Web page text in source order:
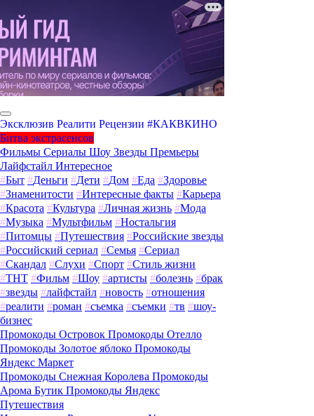
Эксклюзив Реалити Рецензии #КАКВКИНО
Битва экстрасенсов
Фильмы Сериалы Шоу Звезды Премьеры
Лайфстайл Интересное
#Быт #Деньги #Дети #Дом #Еда #Здоровье
#Знаменитости #Интересные факты #Карьера
#Красота #Культура #Личная жизнь #Мода
#Музыка #Мультфильм #Ностальгия
#Питомцы #Путешествия #Российские звезды
#Российский сериал #Семья #Сериал
#Скандал #Слухи #Спорт #Стиль жизни
#ТНТ #Фильм #Шоу #артисты #болезнь #брак
#звезды #лайфстайл #новость #отношения
#реалити #роман #съемка #съемки #тв #шоу-
бизнес
Промокоды Островок Промокоды Отелло
Промокоды Золотое яблоко Промокоды
Яндекс Маркет
Промокоды Снежная Королева Промокоды
Арома Бутик Промокоды Яндекс
Путешествия